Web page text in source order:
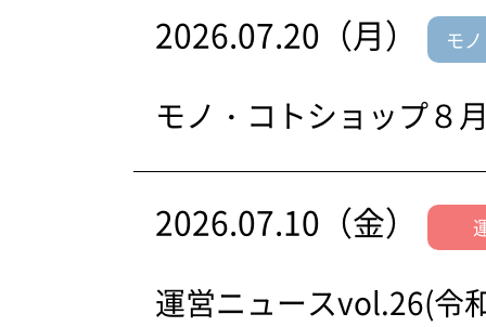
2026.07.20（月） モ
モノ・コトショップ８
2026.07.10（金）
運営ニュースvol.26(令